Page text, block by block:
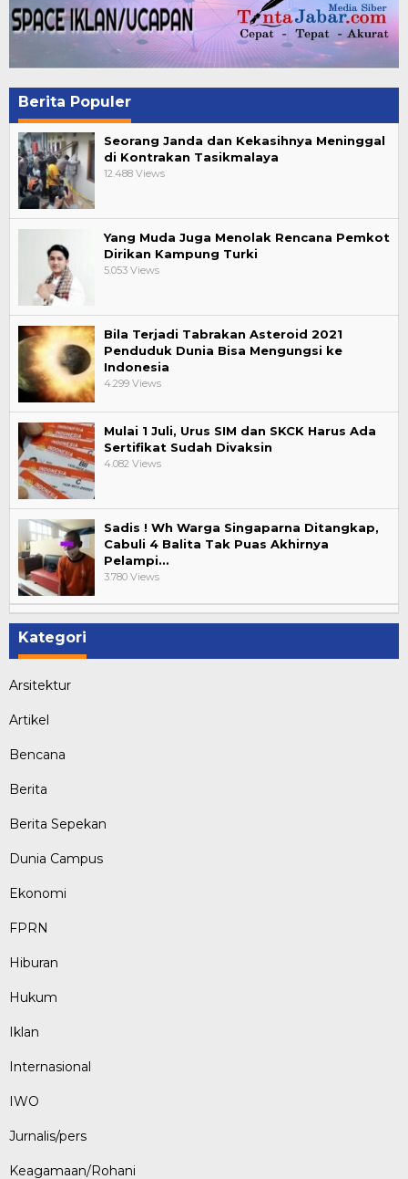
Berita Populer
Seorang Janda dan Kekasihnya Meninggal
di Kontrakan Tasikmalaya
12.488 Views
Yang Muda Juga Menolak Rencana Pemkot
Dirikan Kampung Turki
5.053 Views
Bila Terjadi Tabrakan Asteroid 2021
Penduduk Dunia Bisa Mengungsi ke
Indonesia
4.299 Views
Mulai 1 Juli, Urus SIM dan SKCK Harus Ada
Sertifikat Sudah Divaksin
4.082 Views
Sadis ! Wh Warga Singaparna Ditangkap,
Cabuli 4 Balita Tak Puas Akhirnya
Pelampi…
3.780 Views
Kategori
Arsitektur
Artikel
Bencana
Berita
Berita Sepekan
Dunia Campus
Ekonomi
FPRN
Hiburan
Hukum
Iklan
Internasional
IWO
Jurnalis/pers
Keagamaan/Rohani